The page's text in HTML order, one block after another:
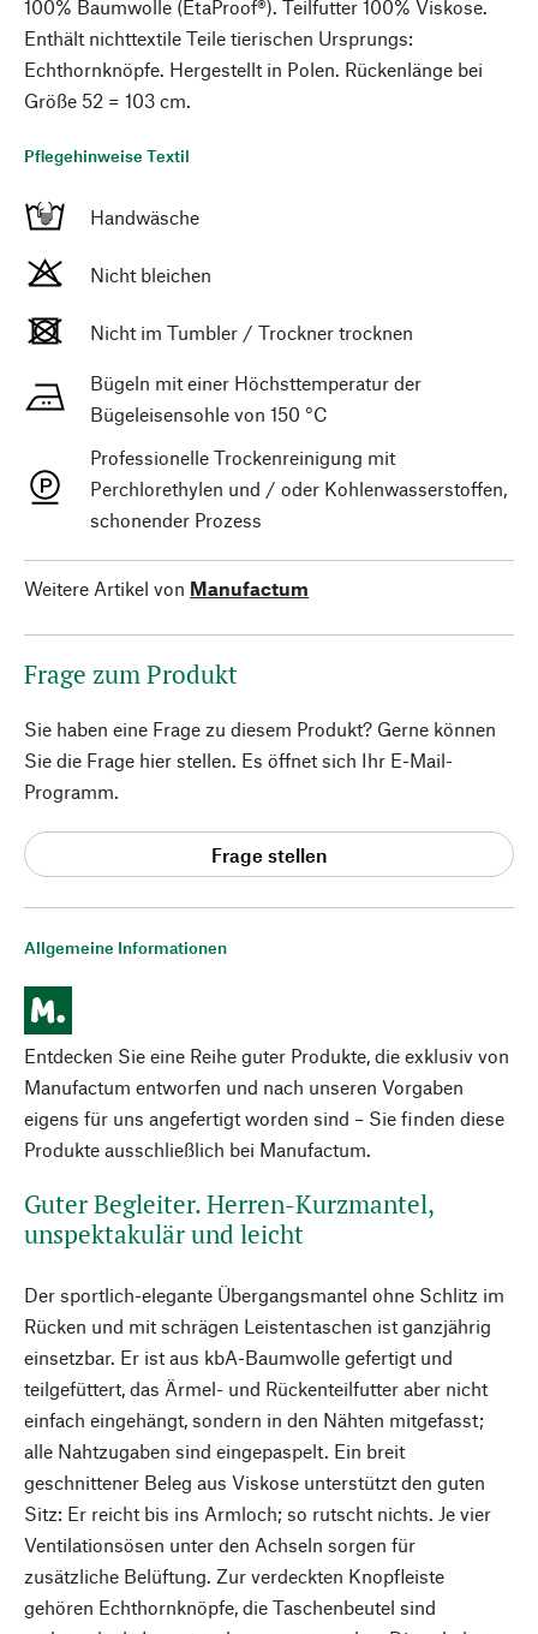
Allgemeine Informationen
Entdecken Sie eine Reihe guter Produkte, die exklusiv von
Manufactum entworfen und nach unseren Vorgaben
eigens für uns angefertigt worden sind – Sie finden diese
Produkte ausschließlich bei Manufactum.
Guter Begleiter. Herren-Kurzmantel,
unspektakulär und leicht
Der sportlich-elegante Übergangsmantel ohne Schlitz im
Rücken und mit schrägen Leistentaschen ist ganzjährig
einsetzbar. Er ist aus kbA-Baumwolle gefertigt und
teilgefüttert, das Ärmel- und Rückenteilfutter aber nicht
einfach eingehängt, sondern in den Nähten mitgefasst;
alle Nahtzugaben sind eingepaspelt. Ein breit
geschnittener Beleg aus Viskose unterstützt den guten
Sitz: Er reicht bis ins Armloch; so rutscht nichts. Je vier
Ventilationsösen unter den Achseln sorgen für
zusätzliche Belüftung. Zur verdeckten Knopfleiste
gehören Echthornknöpfe, die Taschenbeutel sind
100% Baumwolle (EtaProof®). Teilfutter 100% Viskose.
Enthält nichttextile Teile tierischen Ursprungs:
Echthornknöpfe. Hergestellt in Polen. Rückenlänge bei
Größe 52 = 103 cm.
Pflegehinweise Textil
Handwäsche
Nicht bleichen
Nicht im Tumbler / Trockner trocknen
Bügeln mit einer Höchsttemperatur der
Bügeleisensohle von 150 °C
Professionelle Trockenreinigung mit
Perchlorethylen und / oder Kohlenwasserstoffen,
schonender Prozess
Weitere Artikel von Manufactum
Frage zum Produkt
Sie haben eine Frage zu diesem Produkt? Gerne können
Sie die Frage hier stellen. Es öffnet sich Ihr E-Mail-
Programm.
Frage stellen